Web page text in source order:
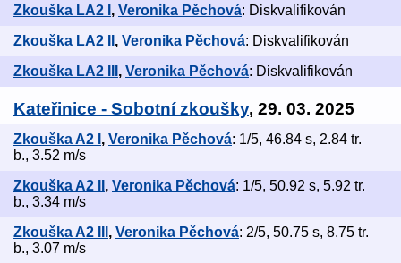
Zkouška LA2 I , Veronika Pěchová: Diskvalifikován
Zkouška LA2 II , Veronika Pěchová: Diskvalifikován
Zkouška LA2 III , Veronika Pěchová: Diskvalifikován
Kateřinice - Sobotní zkoušky, 29. 03. 2025
Zkouška A2 I , Veronika Pěchová: 1/5, 46.84 s, 2.84 tr.
b., 3.52 m/s
Zkouška A2 II , Veronika Pěchová: 1/5, 50.92 s, 5.92 tr.
b., 3.34 m/s
Zkouška A2 III , Veronika Pěchová: 2/5, 50.75 s, 8.75 tr.
b., 3.07 m/s